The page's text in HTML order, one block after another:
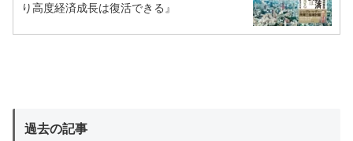
り高度経済成長は復活できる』
過去の記事